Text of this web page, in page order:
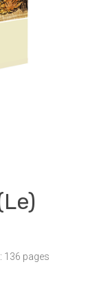
136 pages